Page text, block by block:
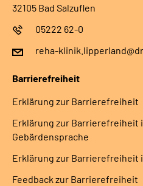
32105 Bad Salzuflen
05222 62-0
reha-
Barrierefreiheit
Erklärung zur Barrierefreiheit
Erklärung zur Barrierefreiheit
Gebärdensprache
Erklärung zur Barrierefreiheit
Feedback zur Barrierefreiheit